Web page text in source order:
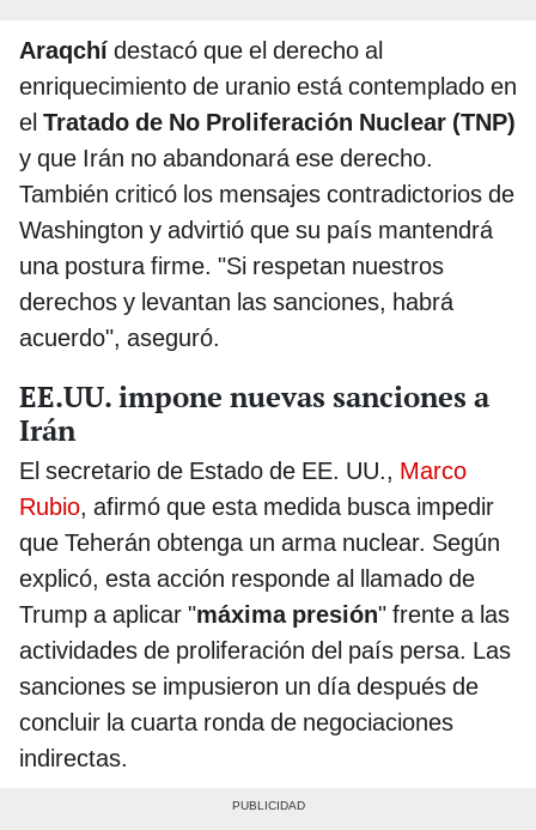
Araqchí destacó que el derecho al
enriquecimiento de uranio está contemplado en
el Tratado de No Proliferación Nuclear (TNP)
y que Irán no abandonará ese derecho.
También criticó los mensajes contradictorios de
Washington y advirtió que su país mantendrá
una postura firme. "Si respetan nuestros
derechos y levantan las sanciones, habrá
acuerdo", aseguró.
EE.UU. impone nuevas sanciones a
Irán
El secretario de Estado de EE. UU., Marco
Rubio, afirmó que esta medida busca impedir
que Teherán obtenga un arma nuclear. Según
explicó, esta acción responde al llamado de
Trump a aplicar "máxima presión" frente a las
actividades de proliferación del país persa. Las
sanciones se impusieron un día después de
concluir la cuarta ronda de negociaciones
indirectas.